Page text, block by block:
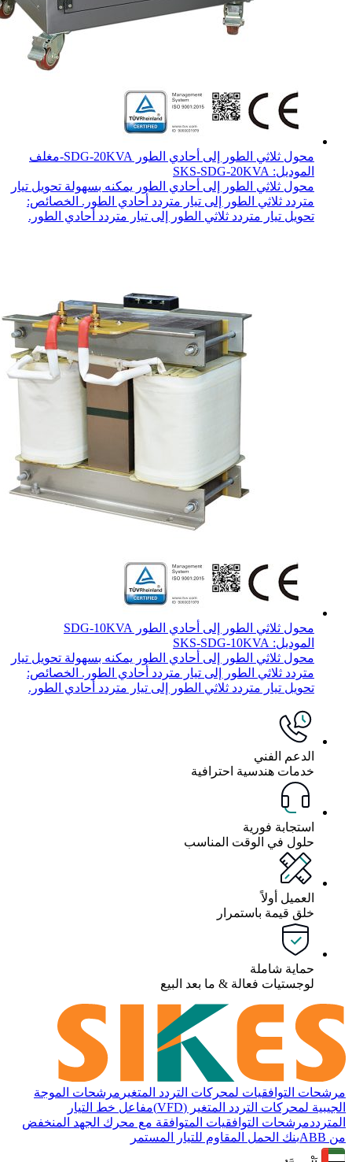
محول ثلاثي الطور إلى أحادي الطور SDG-20KVA-مغلف
الموديل: SKS-SDG-20KVA
محول ثلاثي الطور إلى أحادي الطور يمكنه بسهولة تحويل تيار
متردد ثلاثي الطور إلى تيار متردد أحادي الطور. الخصائص:
تحويل تيار متردد ثلاثي الطور إلى تيار متردد أحادي الطور.
محول ثلاثي الطور إلى أحادي الطور SDG-10KVA
الموديل: SKS-SDG-10KVA
محول ثلاثي الطور إلى أحادي الطور يمكنه بسهولة تحويل تيار
متردد ثلاثي الطور إلى تيار متردد أحادي الطور. الخصائص:
تحويل تيار متردد ثلاثي الطور إلى تيار متردد أحادي الطور.
الدعم الفني
خدمات هندسية احترافية
استجابة فورية
حلول في الوقت المناسب
العميل أولاً
خلق قيمة باستمرار
حماية شاملة
لوجستيات فعالة & ما بعد البيع
مرشحات التوافقيات لمحركات التردد المتغير مرشحات الموجة
الجيبية لمحركات التردد المتغير (VFD)
مفاعل خط التيار
المترددمرشحات التوافقيات المتوافقة مع محرك الجهد المنخفض
من ABB
بنك الحمل المقاوم للتيار المستمر